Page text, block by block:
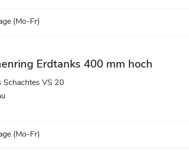
(Mo-Fr)
Erdtanks 400 mm hoch
(Mo-Fr)
Schachtes VS 20